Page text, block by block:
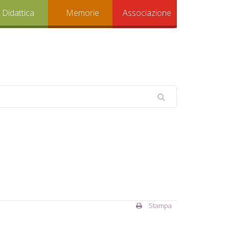
Didattica Memorie Associazione
Stampa